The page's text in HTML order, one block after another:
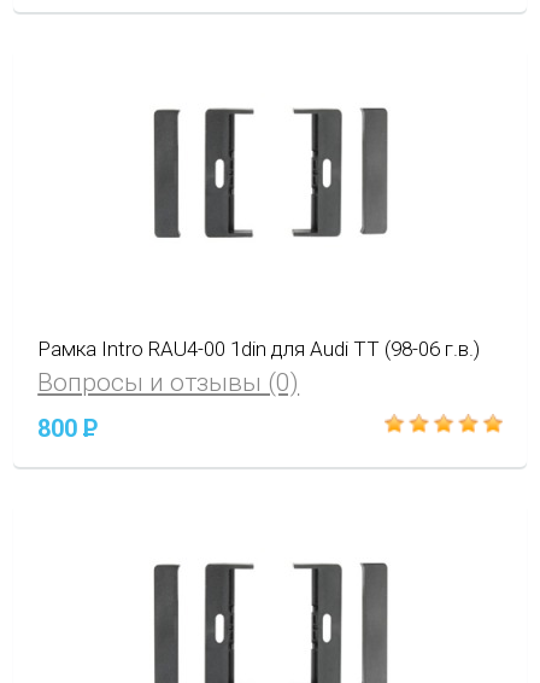
Рамка Intro RAU4-00 1din для Audi TT (98-06 г.в.)
Вопросы и отзывы (0)
800P